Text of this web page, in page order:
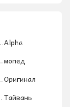
Alpha
мопед
Оригинал
Тайвань